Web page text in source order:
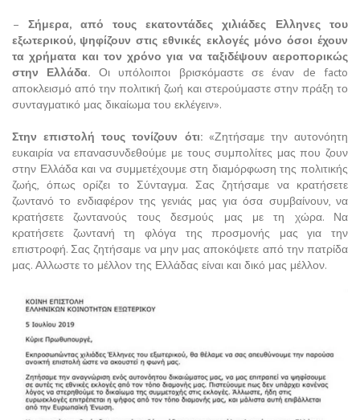
–Σήμερα, από τους εκατοντάδες χιλιάδες Ελληνες του
εξωτερικού, ψηφίζουν στις εθνικές εκλογές μόνο όσοι έχουν
τα χρήματα και τον χρόνο για να ταξιδέψουν αεροπορικώς
στην Ελλάδα. Οι υπόλοιποι βρισκόμαστε σε έναν de facto
αποκλεισμό από την πολιτική ζωή και στερούμαστε στην πράξη το
συνταγματικό μας δικαίωμα του εκλέγειν».
Στην επιστολή τους τονίζουν ότι:«Ζητήσαμε την αυτονόητη
ευκαιρία να επανασυνδεθούμε με τους συμπολίτες μας που ζουν
στην Ελλάδα και να συμμετέχουμε στη διαμόρφωση της πολιτικής
ζωής, όπως ορίζει το Σύνταγμα. Σας ζητήσαμε να κρατήσετε
ζωντανό το ενδιαφέρον της γενιάς μας για όσα συμβαίνουν, να
κρατήσετε ζωντανούς τους δεσμούς μας με τη χώρα. Να
κρατήσετε ζωντανή τη φλόγα της προσμονής μας για την
επιστροφή. Σας ζητήσαμε να μην μας αποκόψετε από την πατρίδα
μας. Αλλωστε το μέλλον της Ελλάδας είναι και δικό μας μέλλον.